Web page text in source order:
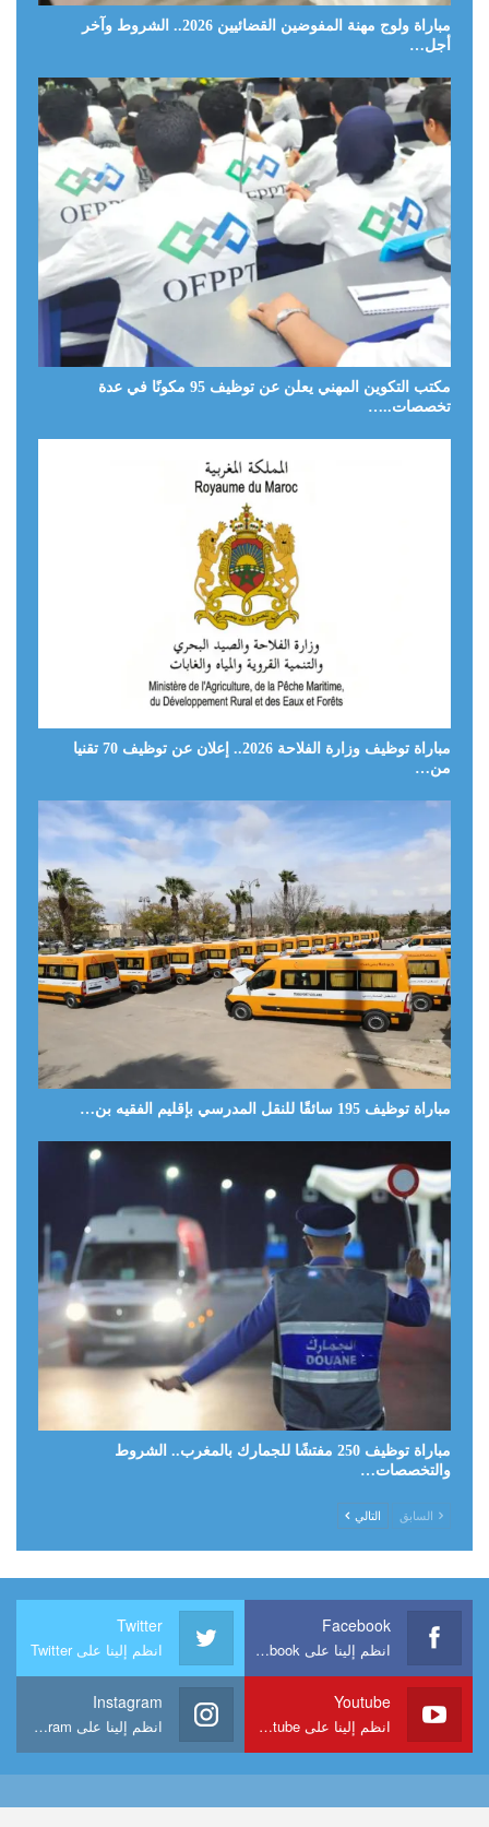
مباراة ولوج مهنة المفوضين القضائيين 2026.. الشروط وآخر
أجل…
مكتب التكوين المهني يعلن عن توظيف 95 مكونًا في عدة
تخصصات..…
مباراة توظيف وزارة الفلاحة 2026.. إعلان عن توظيف 70 تقنيا
من…
مباراة توظيف 195 سائقًا للنقل المدرسي بإقليم الفقيه بن…
مباراة توظيف 250 مفتشًا للجمارك بالمغرب.. الشروط
والتخصصات…
السابق التالي
Facebook
انظم إلينا على Facebook
Twitter
انظم إلينا على Twitter
Youtube
انظم إلينا على Youtube
Instagram
انظم إلينا على Instagram